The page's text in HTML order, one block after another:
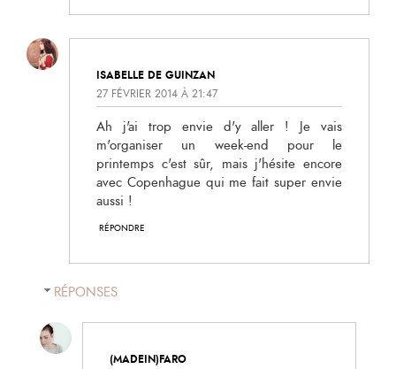
ISABELLE DE GUINZAN
27 FÉVRIER 2014 À 21:47
Ah j'ai trop envie d'y aller ! Je vais
m'organiser un week-end pour le
printemps c'est sûr, mais j'hésite encore
avec Copenhague qui me fait super envie
aussi !
RÉPONDRE
RÉPONSES
(MADEIN)FARO